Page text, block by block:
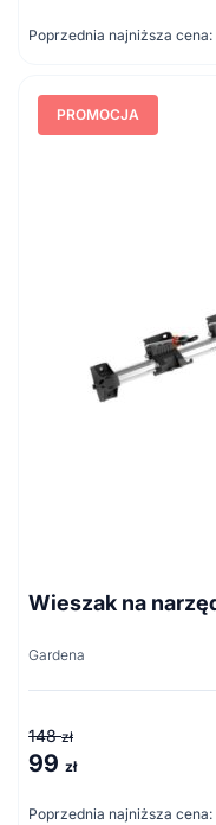
wynosiła:
298 zł.
wynosi:
Poprzednia najniższa cena:
PROMOCJA
Wieszak na
Gardena
148zł
Pierwotna
99 zł
Aktualna
Poprzednia najniższa cena: